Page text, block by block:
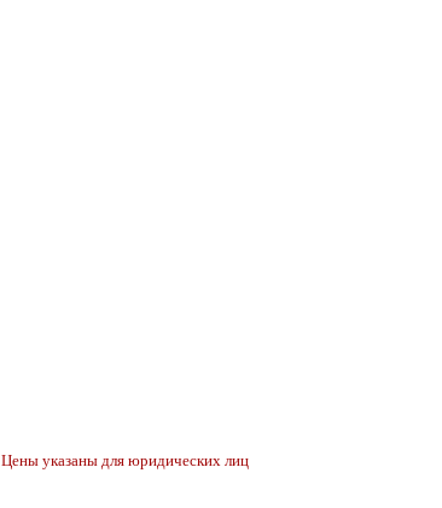
Цены указаны для юридических лиц